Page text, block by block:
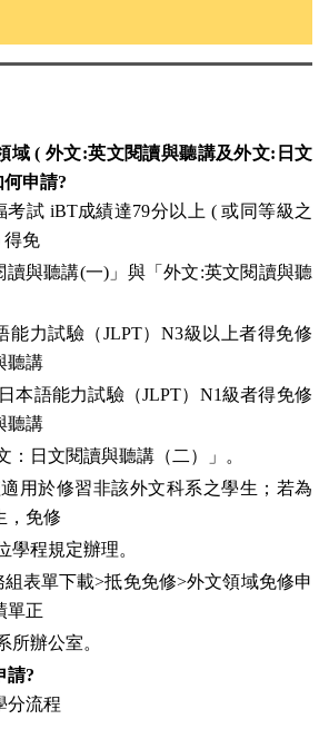
域 ( 外文:英文閱讀與聽講及外文:日文
申請?
考試 iBT成績達79分以上 ( 或同等級之
得免
讀與聽講(一)」與「外文:英文閱讀與聽
能力試驗（JLPT）N3級以上者得免修
聽講
本語能力試驗（JLPT）N1級者得免修
聽講
：日文閱讀與聽講（二）」。
用於修習非該外文科系之學生；若為
，免修
學程規定辦理。
表單下載>抵免免修>外文領域免修申
單正
所辦公室。
請?
分流程